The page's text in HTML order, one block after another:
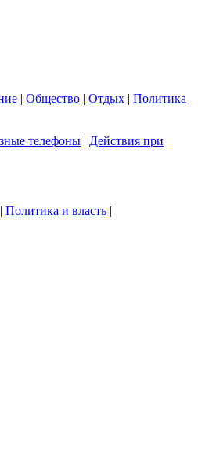
| Общество | Отдых | Политика
телефоны | Действия при
| Политика и власть |